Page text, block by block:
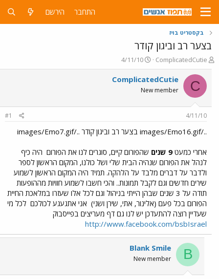
התחבר הירשם
בקסטריט בויז
בצער רב וביגון קודר
פ
ו
ת
ח
ה
ו
ש
ComplicatedCutie
פ
ו
ר
ם
ר
4/11/10
C
ComplicatedCutie
New member
4/11/10
#1
../images/Emo16.gif בצער רב וביגון קודר ../images/Emo7.gif
אחרי כמעט 9 שנים שהפורום קיים, סוגרים לנו את הפורום היה כיף
לנהל את הפורום שנהיה הבית שלי ושל כולנו, המקום הראשון לספר
ולדבר על דברים מלבד על הלהקה. תמיד היה המקום הראשון לשמוע
שירים חדשים וגם לקבל תמונות.. והכי חשבו לשמוע חוויות מההופעות
תודה על 3 שנים שבהן הייתי בניהול וגם לכל אלו שעזרו במלאכת החיית
הפורום בכל פעם (אלינור, אתי, שירן ושני) אני אתגעגע לכולכם לכל מי
שעדיין רוצה להתעדכן יש לנו גם דף מעריצים בפייסבוק
http://www.facebook.com/bsbIsrael
B
Blank Smile
New member